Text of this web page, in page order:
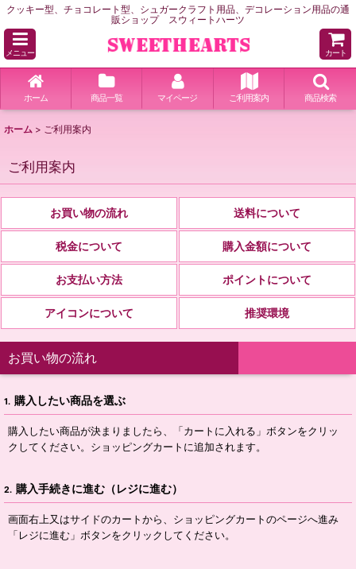
クッキー型、チョコレート型、シュガークラフト用品、デコレーション用品の通
販ショップ スウィートハーツ
メニュー カート
ホーム 商品一覧 マイページ ご利用案内 商品検索
ホーム > ご利用案内
ご利用案内
お買い物の流れ 送料について
税金について 購入金額について
お支払い方法 ポイントについて
アイコンについて 推奨環境
お買い物の流れ
1. 購入したい商品を選ぶ
購入したい商品が決まりましたら、「カートに入れる」ボタンをクリッ
クしてください。ショッピングカートに追加されます。
2. 購入手続きに進む（レジに進む）
画面右上又はサイドのカートから、ショッピングカートのページへ進み
「レジに進む」ボタンをクリックしてください。